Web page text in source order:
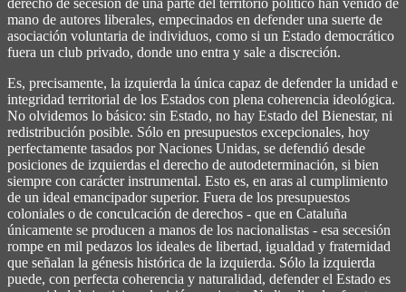
mano de autores liberales, empecinados en defender una suerte de
asociación voluntaria de individuos, como si un Estado democrático
fuera un club privado, donde uno entra y sale a discreción.
Es, precisamente, la izquierda la única capaz de defender la unidad e
integridad territorial de los Estados con plena coherencia ideológica.
No olvidemos lo básico: sin Estado, no hay Estado del Bienestar, ni
redistribución posible. Sólo en presupuestos excepcionales, hoy
perfectamente tasados por Naciones Unidas, se defendió desde
posiciones de izquierdas el derecho de autodeterminación, si bien
siempre con carácter instrumental. Esto es, en aras al cumplimiento
de un ideal emancipador superior. Fuera de los presupuestos
coloniales o de conculcación de derechos - que en Cataluña
únicamente se producen a manos de los nacionalistas - esa secesión
rompe en mil pedazos los ideales de libertad, igualdad y fraternidad
que señalan la génesis histórica de la izquierda. Sólo la izquierda
puede, con perfecta coherencia y naturalidad, defender el Estado es